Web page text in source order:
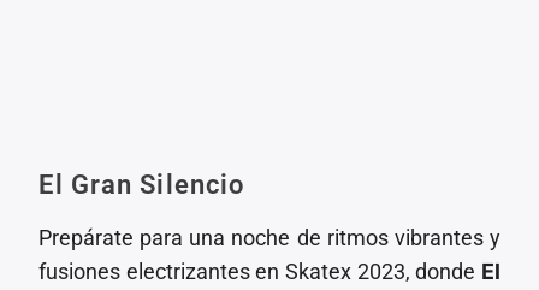
El Gran Silencio
Prepárate para una noche de ritmos vibrantes y
fusiones electrizantes en Skatex 2023, donde El